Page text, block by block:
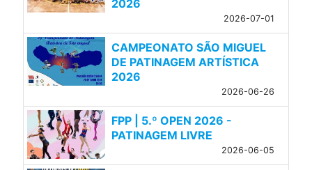
2026
2026-07-01
CAMPEONATO SÃO MIGUEL
DE PATINAGEM ARTÍSTICA
2026
2026-06-26
FPP | 5.º OPEN 2026 -
PATINAGEM LIVRE
2026-06-05